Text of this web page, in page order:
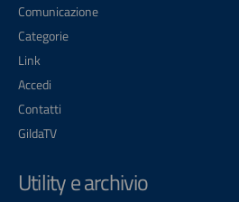
Comunicazione
Categorie
Link
Accedi
Contatti
GildaTV
Utility e archivio